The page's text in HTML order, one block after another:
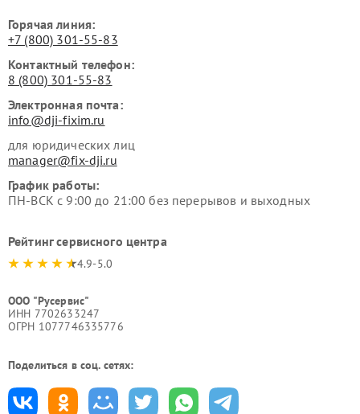
Горячая линия:
+7 (800) 301-55-83
Контактный телефон:
8 (800) 301-55-83
Электронная почта:
info@dji-fixim.ru
для юридических лиц
manager@fix-dji.ru
График работы:
ПН-ВСК с 9:00 до 21:00 без перерывов и выходных
Рейтинг сервисного центра
4.9-5.0
ООО "Русервис"
ИНН 7702633247
ОГРН 1077746335776
Поделиться в соц. сетях: